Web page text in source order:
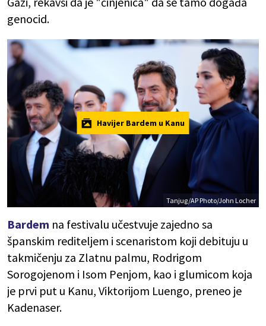
genocid.
Tanjug/AP Photo/John Locher
Havijer Bardem u Kanu
Bardem na festivalu učestvuje zajedno sa
španskim rediteljem i scenaristom koji debituju u
takmičenju za Zlatnu palmu, Rodrigom
Sorogojenom i Isom Penjom, kao i glumicom koja
je prvi put u Kanu, Viktorijom Luengo, preneo je
Kadenaser.